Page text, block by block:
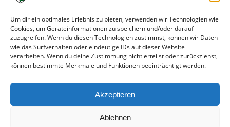
Um dir ein optimales Erlebnis zu bieten, verwenden wir Technologien wie
Cookies, um Geräteinformationen zu speichern und/oder darauf
zuzugreifen. Wenn du diesen Technologien zustimmst, können wir Daten
wie das Surfverhalten oder eindeutige IDs auf dieser Website
verarbeiten. Wenn du deine Zustimmung nicht erteilst oder zurückziehst,
können bestimmte Merkmale und Funktionen beeinträchtigt werden.
Akzeptieren
Ablehnen